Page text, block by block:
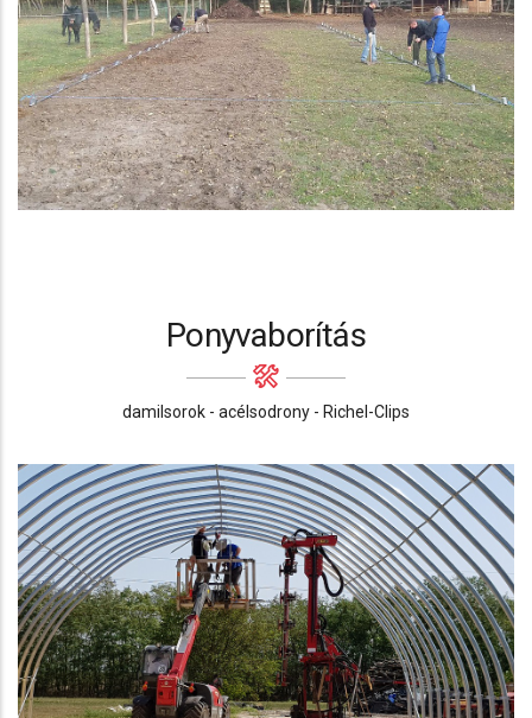
Ponyvaborítás
damilsorok - acélsodrony - Richel-Clips